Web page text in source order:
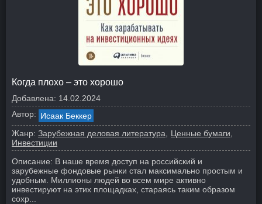
Когда плохо – это хорошо
Добавлена: 14.02.2024
Автор: Исаак Беккер
Жанр: Зарубежная деловая литература
Ценные бумаги,
Инвестиции
Описание: В наше время доступ на российский и
зарубежные фондовые рынки стал максимально простым и
удобным. Миллионы людей во всем мире активно
инвестируют на этих площадках, стараясь таким образом
сохр...